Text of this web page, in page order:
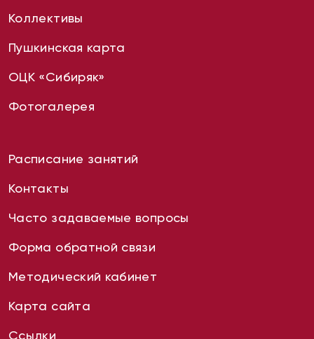
Коллективы
Пушкинская карта
ОЦК «Сибиряк»
Фотогалерея
Расписание занятий
Контакты
Часто задаваемые вопросы
Форма обратной связи
Методический кабинет
Карта сайта
Ссылки